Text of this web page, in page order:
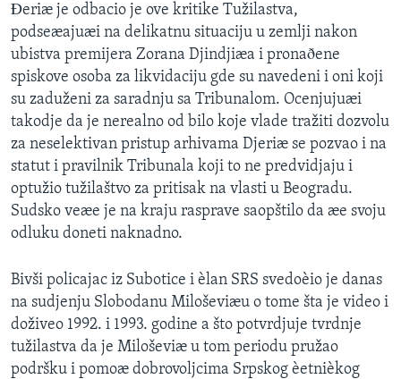
Ðeriæ je odbacio je ove kritike Tužilastva,
podseæajuæi na delikatnu situaciju u zemlji nakon
ubistva premijera Zorana Djindjiæa i pronaðene
spiskove osoba za likvidaciju gde su navedeni i oni koji
su zaduženi za saradnju sa Tribunalom. Ocenjujuæi
takodje da je nerealno od bilo koje vlade tražiti dozvolu
za neselektivan pristup arhivama Djeriæ se pozvao i na
statut i pravilnik Tribunala koji to ne predvidjaju i
optužio tužilaštvo za pritisak na vlasti u Beogradu.
Sudsko veæe je na kraju rasprave saopštilo da æe svoju
odluku doneti naknadno.
Bivši policajac iz Subotice i èlan SRS svedoèio je danas
na sudjenju Slobodanu Miloševiæu o tome šta je video i
doživeo 1992. i 1993. godine a što potvrdjuje tvrdnje
tužilastva da je Miloševiæ u tom periodu pružao
podršku i pomoæ dobrovoljcima Srpskog èetnièkog